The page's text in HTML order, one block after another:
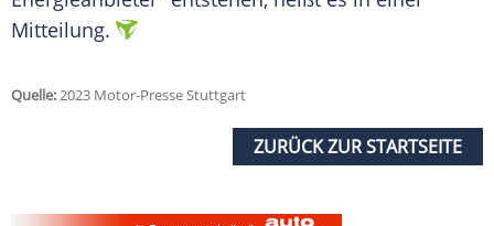
Mitteilung.
Quelle:2023 Motor-Presse Stuttgart
ZURÜCK ZUR STARTSEITE